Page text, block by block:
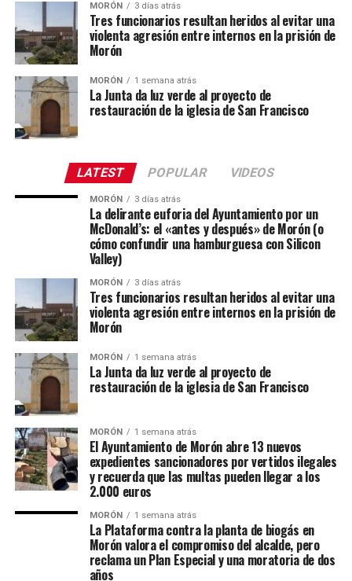
MORÓN 3 días atrás
Tres funcionarios resultan heridos al evitar una
violenta agresión entre internos en la prisión de
Morón
MORÓN 1 semana atrás
La Junta da luz verde al proyecto de
restauración de la iglesia de San Francisco
LATEST POPULAR VIDEOS
MORÓN 3 días atrás
La delirante euforia del Ayuntamiento por un
McDonald’s: el «antes y después» de Morón (o
cómo confundir una hamburguesa con Silicon
Valley)
MORÓN 3 días atrás
Tres funcionarios resultan heridos al evitar una
violenta agresión entre internos en la prisión de
Morón
MORÓN 1 semana atrás
La Junta da luz verde al proyecto de
restauración de la iglesia de San Francisco
MORÓN 1 semana atrás
El Ayuntamiento de Morón abre 13 nuevos
expedientes sancionadores por vertidos ilegales
y recuerda que las multas pueden llegar a los
2.000 euros
MORÓN 1 semana atrás
La Plataforma contra la planta de biogás en
Morón valora el compromiso del alcalde, pero
reclama un Plan Especial y una moratoria de dos
años